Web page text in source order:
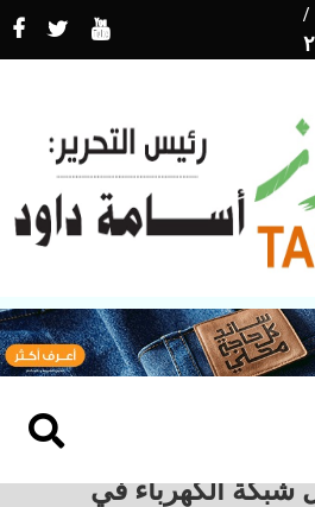
/
شبكة الكهرباء في